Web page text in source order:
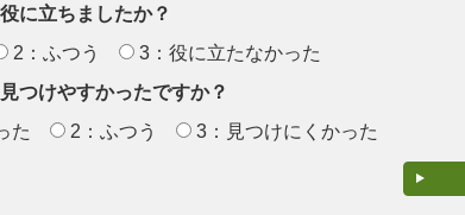
に立ちましたか？
2：ふつう
3：役に立たなかった
つけやすかったですか？
た
2：ふつう 3：見つけにくかった